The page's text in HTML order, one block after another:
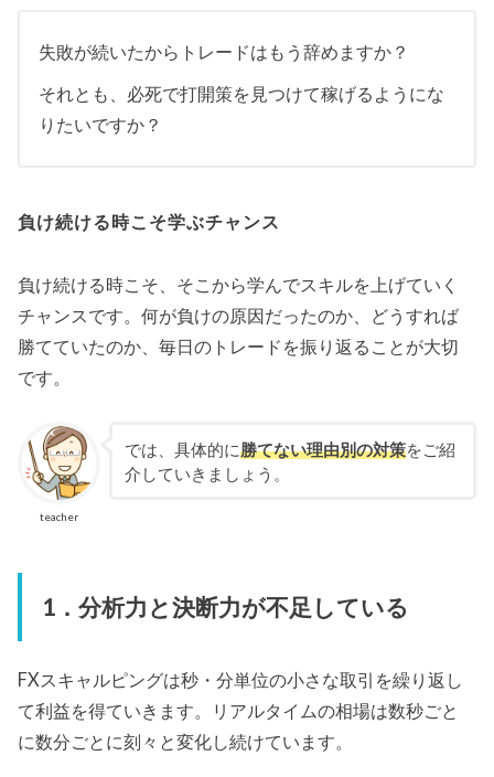
失敗が続いたからトレードはもう辞めますか？
それとも、必死で打開策を見つけて稼げるようにな
りたいですか？
負け続ける時こそ学ぶチャンス
負け続ける時こそ、そこから学んでスキルを上げていく
チャンスです。何が負けの原因だったのか、どうすれば
勝てていたのか、毎日のトレードを振り返ることが大切
です。
teacher
では、具体的に勝てない理由別の対策をご紹
介していきましょう。
1．分析力と決断力が不足している
FXスキャルピングは秒・分単位の小さな取引を繰り返し
て利益を得ていきます。リアルタイムの相場は数秒ごと
に数分ごとに刻々と変化し続けています。